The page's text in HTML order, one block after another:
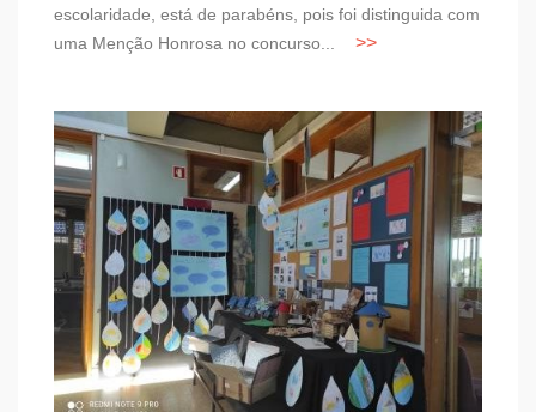
escolaridade, está de parabéns, pois foi distinguida com
uma Menção Honrosa no concurso...